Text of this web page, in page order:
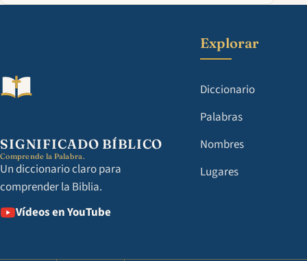
SIGNIFICADO BÍBLICO
Comprende la Palabra.
Un diccionario claro para
comprender la Biblia.
Vídeos en YouTube
Explorar
Diccionario
Palabras
Nombres
Lugares